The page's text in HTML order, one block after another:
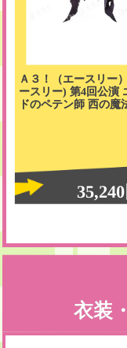
Ａ３！（エースリー
ースリー) 第4回公演
ドのペテン師 西の
衣装